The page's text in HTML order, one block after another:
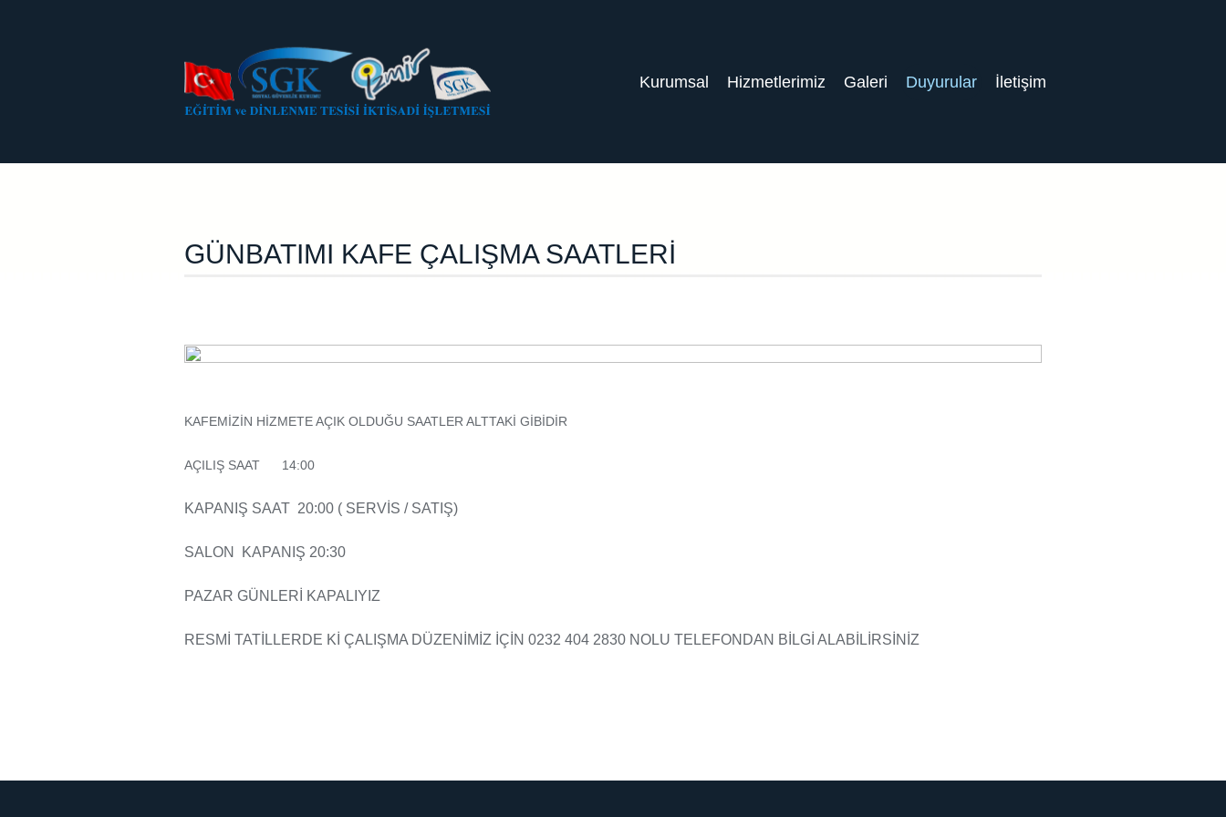
Kurumsal Hizmetlerimiz Galeri Duyurular İletişim
GÜNBATIMI KAFE ÇALIŞMA SAATLERİ
KAFEMİZİN HİZMETE AÇIK OLDUĞU SAATLER ALTTAKİ GİBİDİR
AÇILIŞ SAAT 14:00
KAPANIŞ SAAT 20:00 ( SERVİS / SATIŞ)
SALON KAPANIŞ 20:30
PAZAR GÜNLERİ KAPALIYIZ
RESMİ TATİLLERDE Kİ ÇALIŞMA DÜZENİMİZ İÇİN 0232 404 2830 NOLU TELEFONDAN BİLGİ ALABİLİRSİNİZ